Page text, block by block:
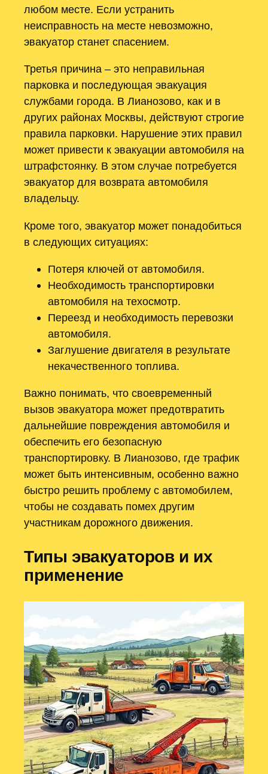
любом месте. Если устранить
неисправность на месте невозможно,
эвакуатор станет спасением.
Третья причина – это неправильная
парковка и последующая эвакуация
службами города. В Лианозово, как и в
других районах Москвы, действуют строгие
правила парковки. Нарушение этих правил
может привести к эвакуации автомобиля на
штрафстоянку. В этом случае потребуется
эвакуатор для возврата автомобиля
владельцу.
Кроме того, эвакуатор может понадобиться
в следующих ситуациях:
Потеря ключей от автомобиля.
Необходимость транспортировки
автомобиля на техосмотр.
Переезд и необходимость перевозки
автомобиля.
Заглушение двигателя в результате
некачественного топлива.
Важно понимать, что своевременный
вызов эвакуатора может предотвратить
дальнейшие повреждения автомобиля и
обеспечить его безопасную
транспортировку. В Лианозово, где трафик
может быть интенсивным, особенно важно
быстро решить проблему с автомобилем,
чтобы не создавать помех другим
участникам дорожного движения.
Типы эвакуаторов и их
применение